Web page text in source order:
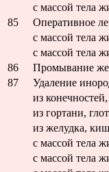
с массой тела
85
Оперативное
с массой тела
с массой тела
86
Промывание
87
Удаление
из
из гортани,
из желудка,
с массой тела
с массой тела